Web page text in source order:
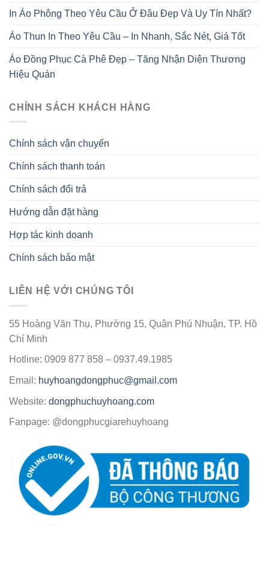
In Áo Phông Theo Yêu Cầu Ở Đâu Đẹp Và Uy Tín Nhất?
Áo Thun In Theo Yêu Cầu – In Nhanh, Sắc Nét, Giá Tốt
Áo Đồng Phục Cà Phê Đẹp – Tăng Nhận Diện Thương
Hiệu Quán
CHÍNH SÁCH KHÁCH HÀNG
Chính sách vận chuyển
Chính sách thanh toán
Chính sách đổi trả
Hướng dẫn đặt hàng
Hợp tác kinh doanh
Chính sách bảo mật
LIÊN HỆ VỚI CHÚNG TÔI
55 Hoàng Văn Thụ, Phường 15, Quận Phú Nhuận, TP. Hồ
Chí Minh
Hotline: 0909 877 858 – 0937.49.1985
Email: huyhoangdongphuc@gmail.com
Website: dongphuchuyhoang.com
Fanpage: @dongphucgiarehuyhoang